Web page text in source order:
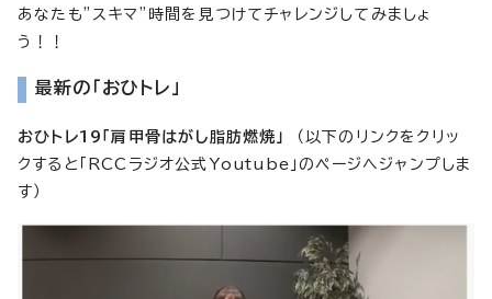
あなたも”スキマ”時間を見つけてチャレンジしてみましょ
う！！
最新の「おひトレ」
おひトレ19「肩甲骨はがし脂肪燃焼」
（以下のリンクをクリッ
クすると「RCCラジオ公式Youtube」のページへジャンプしま
す）